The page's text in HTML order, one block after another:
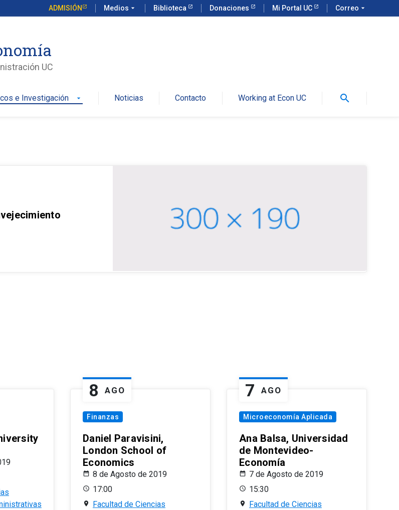
ADMISIÓN Medios arrow_drop_down Biblioteca Donaciones Mi Portal UC Correo arrow_drop_down
UC
e Investigación arrow_drop_down Noticias Contacto Working at Econ UC search
8 AGO
Finanzas
Daniel Paravisini,
London School of
Economics
8 de Agosto de 2019
17:00
Facultad de Ciencias
7 AGO
Microeconomía Aplicada
Ana Balsa, Universidad
de Montevideo-
Economía
7 de Agosto de 2019
15:30
Facultad de Ciencias